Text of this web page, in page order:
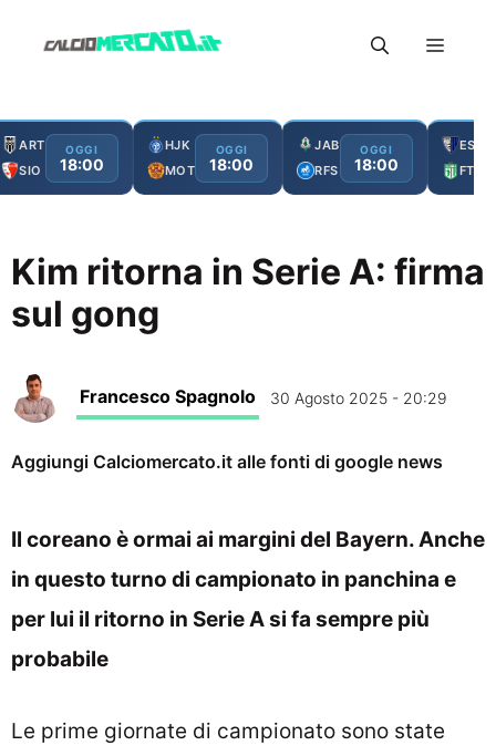
Menu
ART
SIO
OGGI
18:00
HJK
MOT
OGGI
18:00
JAB
RFS
OGGI
18:00
ESC
FTA
Kim ritorna in Serie A: firma
sul gong
Francesco Spagnolo 30 Agosto 2025 - 20:29
Aggiungi Calciomercato.it alle fonti di google news
Il coreano è ormai ai margini del Bayern. Anche
in questo turno di campionato in panchina e
per lui il ritorno in Serie A si fa sempre più
probabile
Le prime giornate di campionato sono state